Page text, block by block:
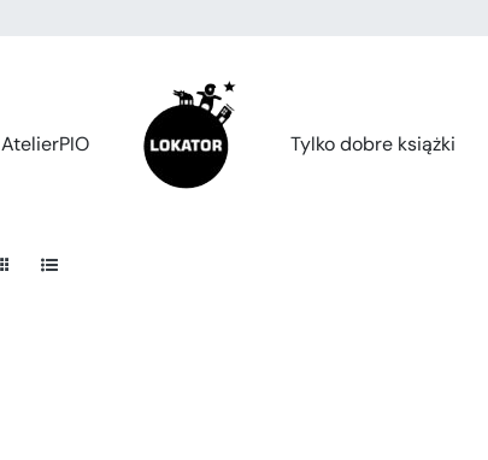
AtelierPIO Tylko dobre książki